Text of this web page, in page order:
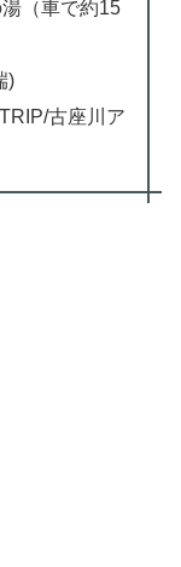
（車で約15
)
古座川ア